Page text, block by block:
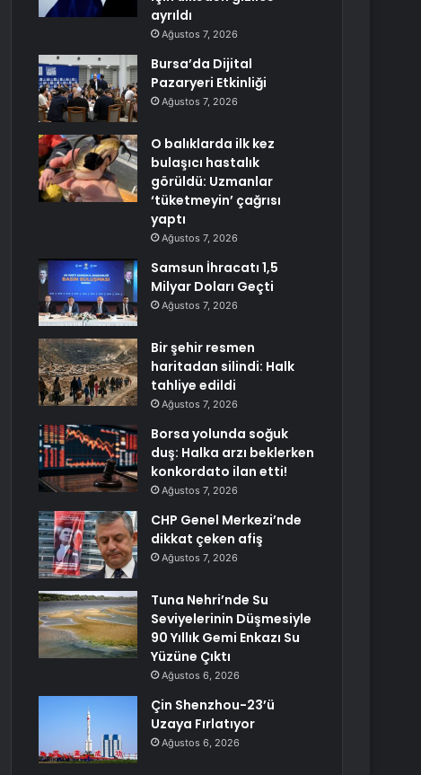
ayrıldı
Ağustos 7, 2026
Bursa’da Dijital
Pazaryeri Etkinliği
Ağustos 7, 2026
O balıklarda ilk kez
bulaşıcı hastalık
görüldü: Uzmanlar
‘tüketmeyin’ çağrısı
yaptı
Ağustos 7, 2026
Samsun İhracatı 1,5
Milyar Doları Geçti
Ağustos 7, 2026
Bir şehir resmen
haritadan silindi: Halk
tahliye edildi
Ağustos 7, 2026
Borsa yolunda soğuk
duş: Halka arzı beklerken
konkordato ilan etti!
Ağustos 7, 2026
CHP Genel Merkezi’nde
dikkat çeken afiş
Ağustos 7, 2026
Tuna Nehri’nde Su
Seviyelerinin Düşmesiyle
90 Yıllık Gemi Enkazı Su
Yüzüne Çıktı
Ağustos 6, 2026
Çin Shenzhou-23’ü
Uzaya Fırlatıyor
Ağustos 6, 2026